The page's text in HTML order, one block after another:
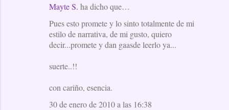
Mayte S. ha dicho que…
Pues esto promete y lo sinto totalmente de mi
estilo de narrativa, de mi gusto, quiero
decir...promete y dan gaasde leerlo ya...
suerte..!!
con cariño, esencia.
30 de enero de 2010 a las 16:38